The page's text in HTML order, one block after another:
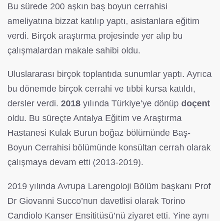
Bu sürede 200 aşkın baş boyun cerrahisi
ameliyatına bizzat katılıp yaptı, asistanlara eğitim
verdi. Birçok araştırma projesinde yer alıp bu
çalışmalardan makale sahibi oldu.
Uluslararası birçok toplantıda sunumlar yaptı. Ayrıca
bu dönemde birçok cerrahi ve tıbbi kursa katıldı,
dersler verdi. 2018 yılında Türkiye’ye dönüp doçent
oldu. Bu süreçte Antalya Eğitim ve Araştırma
Hastanesi Kulak Burun boğaz bölümünde Baş-
Boyun Cerrahisi bölümünde konsültan cerrah olarak
çalışmaya devam etti (2013-2019).
2019 yılında Avrupa Larengoloji Bölüm başkanı Prof
Dr Giovanni Succo’nun davetlisi olarak Torino
Candiolo Kanser Ensititüsü’nü ziyaret etti. Yine aynı